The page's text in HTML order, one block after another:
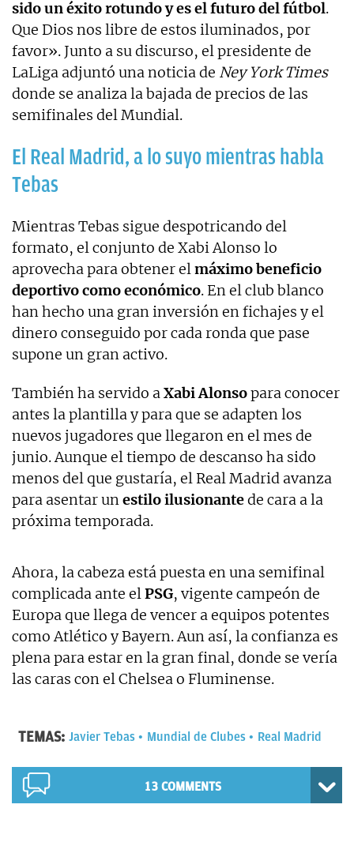
sido un éxito rotundo y es el futuro del fútbol.
Que Dios nos libre de estos iluminados, por
favor». Junto a su discurso, el presidente de
LaLiga adjuntó una noticia de Ney York Times
donde se analiza la bajada de precios de las
semifinales del Mundial.
El Real Madrid, a lo suyo mientras habla
Tebas
Mientras Tebas sigue despotricando del
formato, el conjunto de Xabi Alonso lo
aprovecha para obtener elmáximo beneficio
deportivo como económico. En el club blanco
han hecho una gran inversión en fichajes y el
dinero conseguido por cada ronda que pase
supone un gran activo.
También ha servido aXabi Alonsopara conocer
antes la plantilla y para que se adapten los
nuevos jugadores que llegaron en el mes de
junio. Aunque el tiempo de descanso ha sido
menos del que gustaría, el Real Madrid avanza
para asentar unestilo ilusionantede cara a la
próxima temporada.
Ahora, la cabeza está puesta en una semifinal
complicada ante elPSG, vigente campeón de
Europa que llega de vencer a equipos potentes
como Atlético y Bayern. Aun así, la confianza es
plena para estar en la gran final, donde se vería
las caras con el Chelsea o Fluminense.
TEMAS: Javier Tebas Mundial de Clubes Real Madrid
13 COMMENTS